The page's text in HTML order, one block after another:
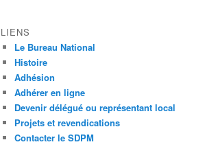
LIENS
Le Bureau National
Histoire
Adhésion
Adhérer en ligne
Devenir délégué ou représentant local
Projets et revendications
Contacter le SDPM